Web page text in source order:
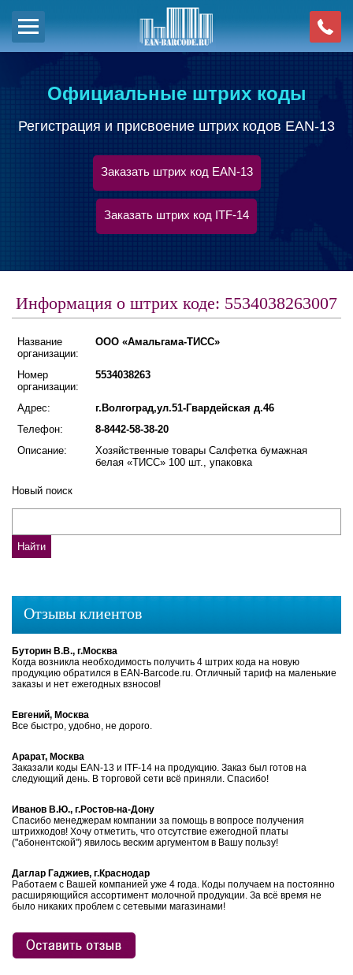
Официальные штрих коды
Регистрация и присвоение штрих кодов EAN-13
Заказать штрих код EAN-13
Заказать штрих код ITF-14
Информация о штрих коде: 5534038263007
Название
организации:
ООО «Амальгама-ТИСС»
Номер
организации:
5534038263
Адрес:
г.Волгоград,ул.51-Гвардейская д.46
Телефон:
8-8442-58-38-20
Описание:
Хозяйственные товары Салфетка бумажная
белая «ТИСС» 100 шт., упаковка
Новый поиск
Отзывы клиентов
Буторин В.В., г.Москва
Когда возникла необходимость получить 4 штрих кода на новую
продукцию обратился в EAN-Barcode.ru. Отличный тариф на маленькие
заказы и нет ежегодных взносов!
Евгений, Москва
Все быстро, удобно, не дорого.
Арарат, Москва
Заказали коды EAN-13 и ITF-14 на продукцию. Заказ был готов на
следующий день. В торговой сети всё приняли. Спасибо!
Иванов В.Ю., г.Ростов-на-Дону
Спасибо менеджерам компании за помощь в вопросе получения
штрихкодов! Хочу отметить, что отсутствие ежегодной платы
("абонентской") явилось веским аргументом в Вашу пользу!
Даглар Гаджиев, г.Краснодар
Работаем с Вашей компанией уже 4 года. Коды получаем на постоянно
расширяющийся ассортимент молочной продукции. За всё время не
было никаких проблем с сетевыми магазинами!